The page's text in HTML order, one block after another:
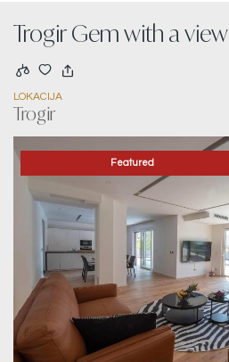
Trogir Gem with a view
LOKACIJA
Trogir
Featured